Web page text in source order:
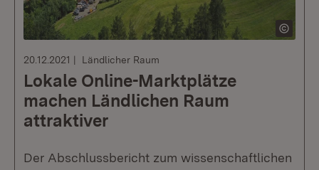
20.12.2021 Ländlicher Raum
Lokale Online-Marktplätze
machen Ländlichen Raum
attraktiver
Der Abschlussbericht zum wissenschaftlichen